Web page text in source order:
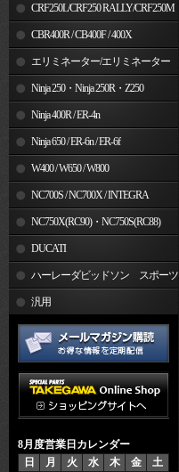
CRF250L/CRF250 RALLY/CRF250M
CBR400R / CB400F / 400X
エリミネーター/エリミネーター
SE Ninja 250・Ninja 250R・Z250
Ninja 400R / ER-4n
Ninja 650 / ER-6n / ER-6f
W400 / W650 / W800
NC700S / NC700X / INTEGRA
NC750X(RC90)・NC750S(RC88)
DUCATI
ハーレーダビッドソン スポーツ
スター汎用
8月度営業日カレンダー
日
月 火 水 木 金 土